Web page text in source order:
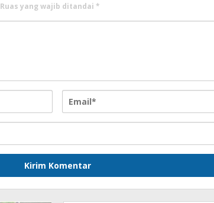
Ruas yang wajib ditandai *